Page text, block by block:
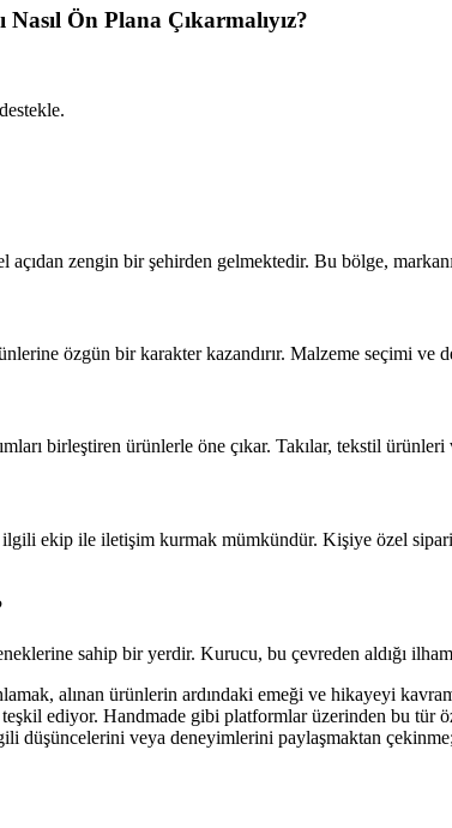
Ön Plana Çıkarmalıyız?
zengin bir şehirden gelmektedir. Bu bölge,
özgün bir karakter kazandırır. Malzeme seçimi ve
birleştiren ürünlerle öne çıkar. Takılar, tekstil ürünleri
ilgili ekip ile iletişim kurmak mümkündür. Kişiye özel
sahip bir yerdir. Kurucu, bu çevreden aldığı
alınan ürünlerin ardındaki emeği ve hikayeyi
ediyor. Handmade gibi platformlar üzerinden bu tür
düşüncelerini veya deneyimlerini paylaşmaktan